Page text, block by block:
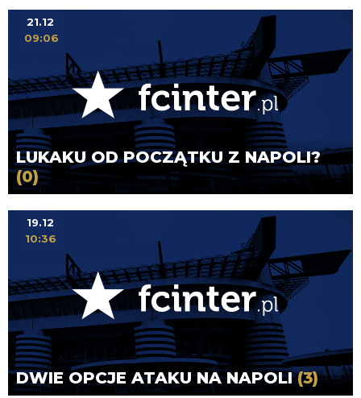
LUKAKU OD POCZĄTKU Z NAPOLI?
(0)
21.12
09:06
DWIE OPCJE ATAKU NA NAPOLI(3)
19.12
10:36